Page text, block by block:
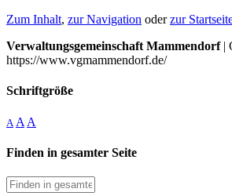
Zum Inhalt, zur Navigation oderzur
Verwaltungsgemeinschaft Mammendorf|
https://www.vgmammendorf.de/
Schriftgröße
A A A
Finden in gesamter Seite